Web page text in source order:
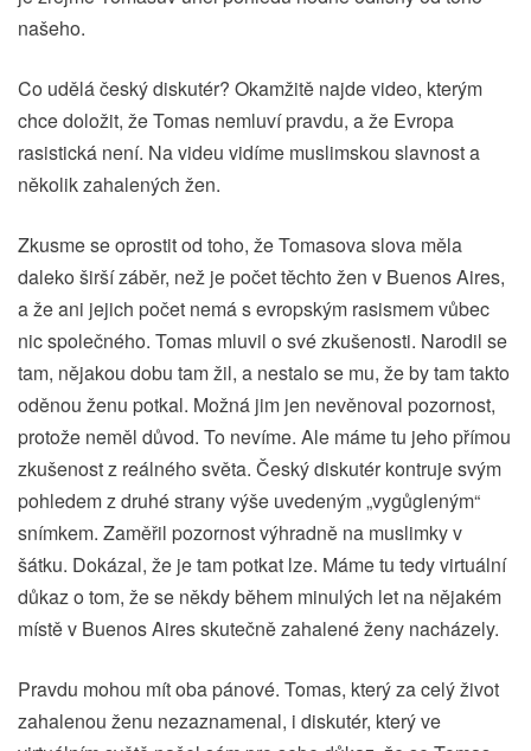
našeho.
Co udělá český diskutér? Okamžitě najde video, kterým
chce doložit, že Tomas nemluví pravdu, a že Evropa
rasistická není. Na videu vidíme muslimskou slavnost a
několik zahalených žen.
Zkusme se oprostit od toho, že Tomasova slova měla
daleko širší záběr, než je počet těchto žen v Buenos Aires,
a že ani jejich počet nemá s evropským rasismem vůbec
nic společného. Tomas mluvil o své zkušenosti. Narodil se
tam, nějakou dobu tam žil, a nestalo se mu, že by tam takto
oděnou ženu potkal. Možná jim jen nevěnoval pozornost,
protože neměl důvod. To nevíme. Ale máme tu jeho přímou
zkušenost z reálného světa. Český diskutér kontruje svým
pohledem z druhé strany výše uvedeným „vygůgleným“
snímkem. Zaměřil pozornost výhradně na muslimky v
šátku. Dokázal, že je tam potkat lze. Máme tu tedy virtuální
důkaz o tom, že se někdy během minulých let na nějakém
místě v Buenos Aires skutečně zahalené ženy nacházely.
Pravdu mohou mít oba pánové. Tomas, který za celý život
zahalenou ženu nezaznamenal, i diskutér, který ve